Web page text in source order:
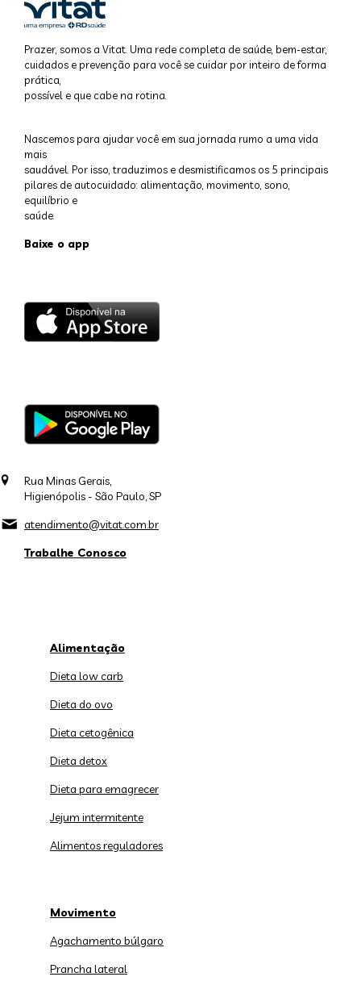
Prazer, somos a Vitat. Uma rede completa de saúde, bem-estar,
cuidados e prevenção para você se cuidar por inteiro de forma
prática,
possível e que cabe na rotina.
Nascemos para ajudar você em sua jornada rumo a uma vida
mais
saudável. Por isso, traduzimos e desmistificamos os 5 principais
pilares de autocuidado: alimentação, movimento, sono,
equilíbrio e
saúde.
Baixe o app
Rua Minas Gerais,
Higienópolis - São Paulo, SP
atendimento@vitat.com.br
Trabalhe Conosco
Alimentação
Dieta low carb
Dieta do ovo
Dieta cetogênica
Dieta detox
Dieta para emagrecer
Jejum intermitente
Alimentos reguladores
Movimento
Agachamento búlgaro
Prancha lateral